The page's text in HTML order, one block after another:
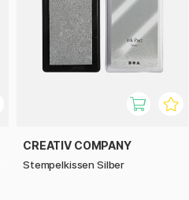
CREATIV COMPANY
Stempelkissen Silber